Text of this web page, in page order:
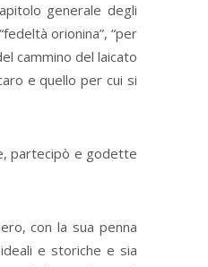
generale degli
orionina”, “per
cammino del laicato
e quello per cui si
partecipò e godette
con la sua penna
e storiche e sia